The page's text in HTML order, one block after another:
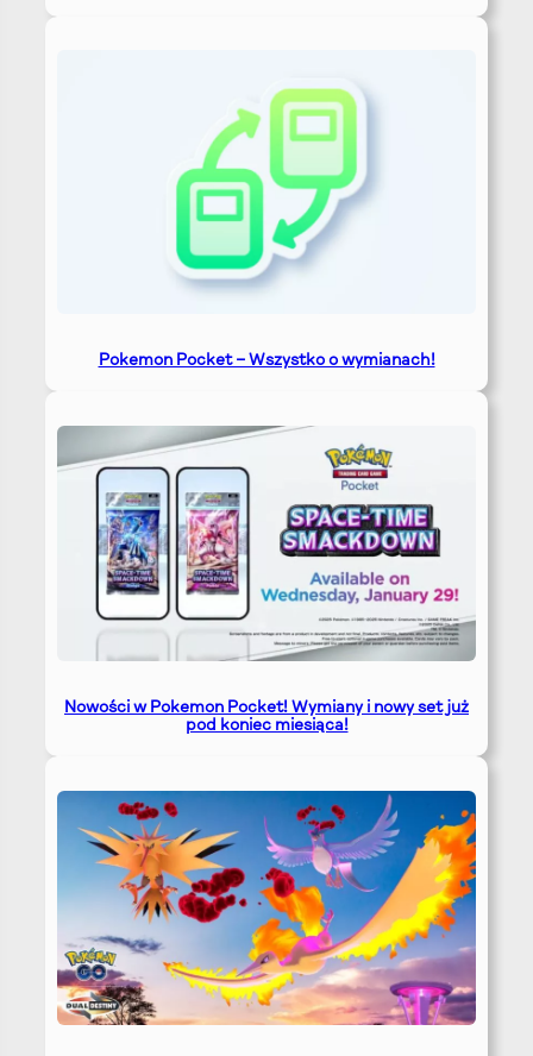
Pokemon Pocket – Wszystko o wymianach!
Nowości w Pokemon Pocket! Wymiany i nowy set już
pod koniec miesiąca!